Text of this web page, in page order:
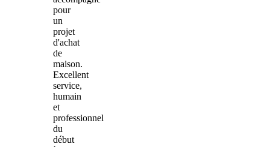
pour
un
projet
d'achat
de
maison.
Excellent
service,
humain
et
professionnel
du
début